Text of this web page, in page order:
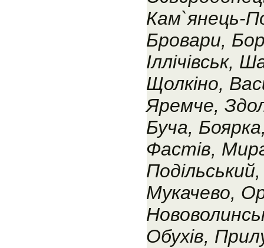
Кам`янець-
Бровари,
Іллічівськ,
Щолкіно,
Яремче,
Буча,
Фастів,
Мукачево,
Обухів,